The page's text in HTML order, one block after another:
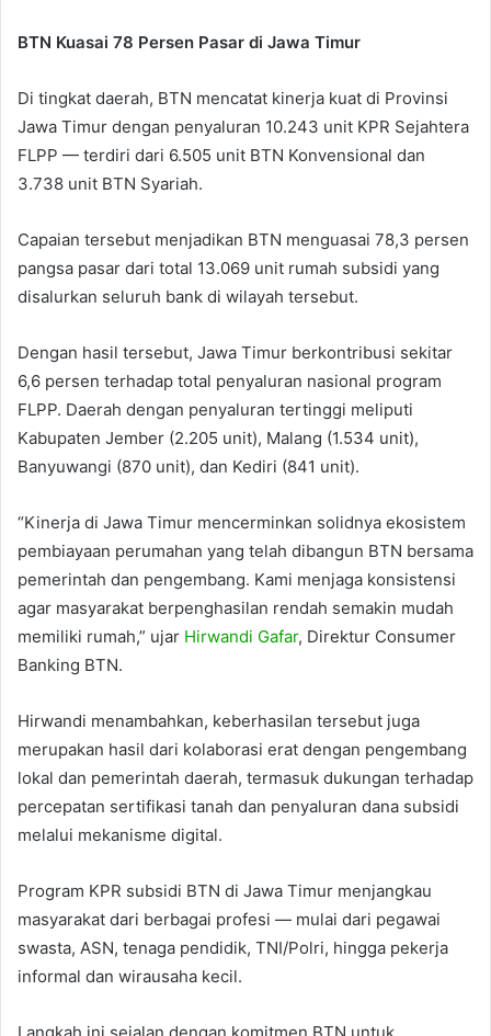
BTN Kuasai 78 Persen Pasar di Jawa Timur
Di tingkat daerah, BTN mencatat kinerja kuat di Provinsi
Jawa Timur dengan penyaluran 10.243 unit KPR Sejahtera
FLPP — terdiri dari 6.505 unit BTN Konvensional dan
3.738 unit BTN Syariah.
Capaian tersebut menjadikan BTN menguasai 78,3 persen
pangsa pasar dari total 13.069 unit rumah subsidi yang
disalurkan seluruh bank di wilayah tersebut.
Dengan hasil tersebut, Jawa Timur berkontribusi sekitar
6,6 persen terhadap total penyaluran nasional program
FLPP. Daerah dengan penyaluran tertinggi meliputi
Kabupaten Jember (2.205 unit), Malang (1.534 unit),
Banyuwangi (870 unit), dan Kediri (841 unit).
“Kinerja di Jawa Timur mencerminkan solidnya ekosistem
pembiayaan perumahan yang telah dibangun BTN bersama
pemerintah dan pengembang. Kami menjaga konsistensi
agar masyarakat berpenghasilan rendah semakin mudah
memiliki rumah,” ujar Hirwandi Gafar, Direktur Consumer
Banking BTN.
Hirwandi menambahkan, keberhasilan tersebut juga
merupakan hasil dari kolaborasi erat dengan pengembang
lokal dan pemerintah daerah, termasuk dukungan terhadap
percepatan sertifikasi tanah dan penyaluran dana subsidi
melalui mekanisme digital.
Program KPR subsidi BTN di Jawa Timur menjangkau
masyarakat dari berbagai profesi — mulai dari pegawai
swasta, ASN, tenaga pendidik, TNI/Polri, hingga pekerja
informal dan wirausaha kecil.